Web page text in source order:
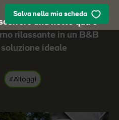
Salva nella mia scheda
una notte qua e
rilassante in un B&B
ideale
#Alloggi